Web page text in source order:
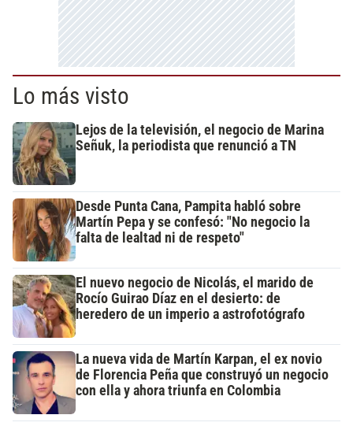
Lo más visto
Lejos de la televisión, el negocio de Marina
Señuk, la periodista que renunció a TN
Desde Punta Cana, Pampita habló sobre
Martín Pepa y se confesó: "No negocio la
falta de lealtad ni de respeto"
El nuevo negocio de Nicolás, el marido de
Rocío Guirao Díaz en el desierto: de
heredero de un imperio a astrofotógrafo
La nueva vida de Martín Karpan, el ex novio
de Florencia Peña que construyó un negocio
con ella y ahora triunfa en Colombia